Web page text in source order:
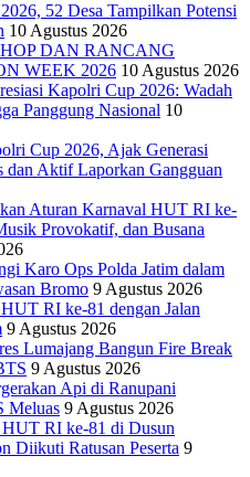
52 Desa Tampilkan Potensi
10 Agustus 2026
DAN RANCANG
WEEK 2026 10 Agustus 2026
Kapolri Cup 2026: Wadah
Panggung Nasional 10
Cup 2026, Ajak Generasi
dan Aktif Laporkan Gangguan
Aturan Karnaval HUT RI ke-
Provokatif, dan Busana
Karo Ops Polda Jatim dalam
Bromo 9 Agustus 2026
RI ke-81 dengan Jalan
9 Agustus 2026
Lumajang Bangun Fire Break
9 Agustus 2026
Api di Ranupani
Meluas 9 Agustus 2026
RI ke-81 di Dusun
Diikuti Ratusan Peserta 9